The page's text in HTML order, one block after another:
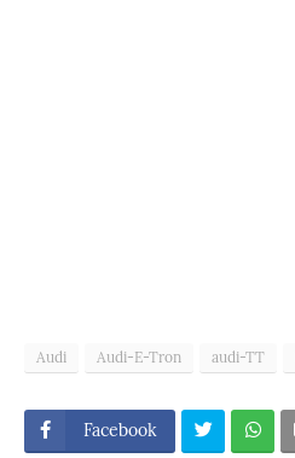
Audi Audi-E-Tron audi-TT
Facebook